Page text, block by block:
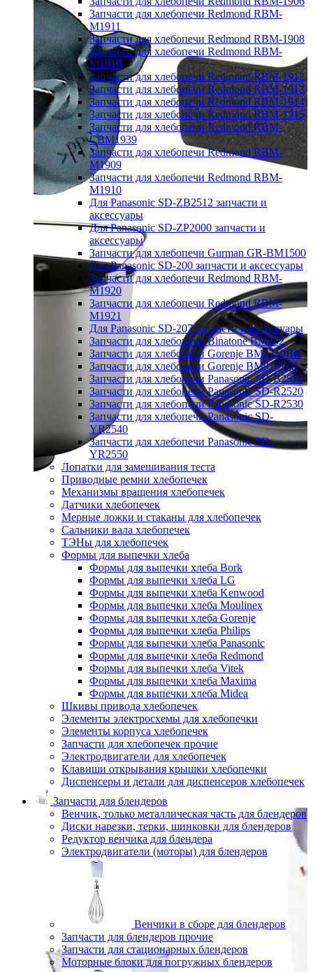
Запчасти для хлебопечи Redmond RBM-
M1911
Запчасти для хлебопечи Redmond RBM-1908
Запчасти для хлебопечи Redmond RBM-
M1919
Запчасти для хлебопечи Redmond RBM-1912
Запчасти для хлебопечи Redmond RBM-1913
Запчасти для хлебопечи Redmond RBM-1914
Запчасти для хлебопечи Redmond RBM-1915
Запчасти для хлебопечи Redmond RBM-
CBM1939
Запчасти для хлебопечи Redmond RBM-
M1909
Запчасти для хлебопечи Redmond RBM-
M1910
Для Panasonic SD-ZB2512 запчасти и
аксессуары
Для Panasonic SD-ZP2000 запчасти и
аксессуары
Запчасти для хлебопечи Gurman GR-BM1500
Для Panasonic SD-200 запчасти и аксессуары
Запчасти для хлебопечи Redmond RBM-
M1920
Запчасти для хлебопечи Redmond RBM-
M1921
Для Panasonic SD-207 запчасти и аксессуары
Запчасти для хлебопечи Binatone BM202
Запчасти для хлебопечи Gorenje BM1210BK
Запчасти для хлебопечи Gorenje BM910WII
Запчасти для хлебопечи Panasonic SD-B2510
Запчасти для хлебопечи Panasonic SD-R2520
Запчасти для хлебопечи Panasonic SD-R2530
Запчасти для хлебопечи Panasonic SD-
YR2540
Запчасти для хлебопечи Panasonic SD-
YR2550
Лопатки для замешивания теста
Приводные ремни хлебопечек
Механизмы вращения хлебопечек
Датчики хлебопечек
Мерные ложки и стаканы для хлебопечек
Сальники вала хлебопечек
ТЭНы для хлебопечек
Формы для выпечки хлеба
Формы для выпечки хлеба Bork
Формы для выпечки хлеба LG
Формы для выпечки хлеба Kenwood
Формы для выпечки хлеба Moulinex
Формы для выпечки хлеба Gorenje
Формы для выпечки хлеба Philips
Формы для выпечки хлеба Panasonic
Формы для выпечки хлеба Redmond
Формы для выпечки хлеба Vitek
Формы для выпечки хлеба Maxima
Формы для выпечки хлеба Midea
Шкивы привода хлебопечек
Элементы электросхемы для хлебопечки
Элементы корпуса хлебопечек
Запчасти для хлебопечек прочие
Электродвигатели для хлебопечек
Клавиши открывания крышки хлебопечки
Диспенсеры и детали для диспенсеров хлебопечек
Запчасти для блендеров
Венчик, только металлическая часть для блендеров
Диски нарезки, терки, шинковки для блендеров
Редуктор венчика для блендера
Электродвигатели (моторы) для блендеров
Венчики в сборе для блендеров
Запчасти для блендеров прочие
Запчасти для стационарных блендеров
Моторные блоки для погружных блендеров